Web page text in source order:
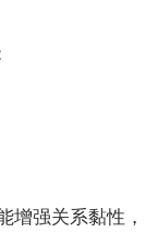
强关系黏性，